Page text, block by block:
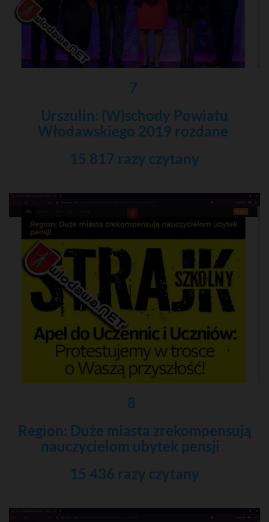
7
Urszulin: (W)schody Powiatu
Włodawskiego 2019 rozdane
15 817 razy czytany
8
Region: Duże miasta zrekompensują
nauczycielom ubytek pensji
15 436 razy czytany